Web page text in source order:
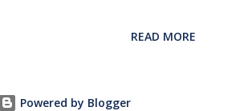
READ MORE
Powered by Blogger